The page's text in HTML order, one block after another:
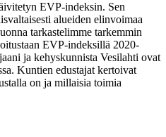
EVP-indeksin. Sen
alueiden elinvoimaa
tarkastelimme tarkemmin
EVP-indeksillä 2020-
ja kehyskunnista Vesilahti ovat
Kuntien edustajat kertoivat
on ja millaisia toimia